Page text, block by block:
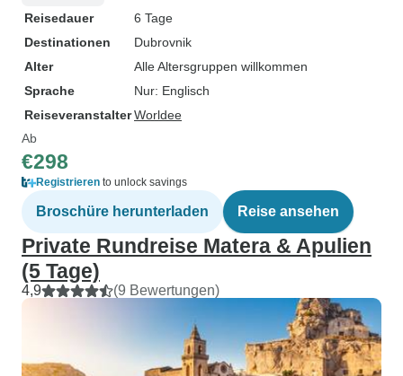
Reisedauer
6 Tage
Destinationen
Dubrovnik
Alter
Alle Altersgruppen willkommen
Sprache
Nur: Englisch
ReiseveranstalterWorldee
Ab
€298
Registrieren to unlock savings
Broschüre herunterladen Reise ansehen
Private Rundreise Matera & Apulien
(5 Tage)
4,9 (9 Bewertungen)